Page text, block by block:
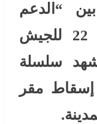
“الدعم
السريع” وقوات الفرقة 22 للجيش
سلسلة
مقر